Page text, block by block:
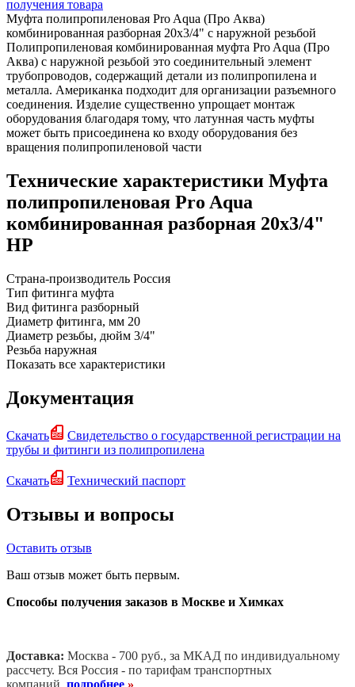
получения товара
Муфта полипропиленовая Pro Aqua (Про Аква)
комбинированная разборная 20х3/4" с наружной резьбой
Полипропиленовая комбинированная муфта Pro Aqua (Про
Аква) с наружной резьбой это соединительный элемент
трубопроводов, содержащий детали из полипропилена и
металла. Американка подходит для организации разъемного
соединения. Изделие существенно упрощает монтаж
оборудования благодаря тому, что латунная часть муфты
может быть присоединена ко входу оборудования без
вращения полипропиленовой части
Технические характеристики Муфта
полипропиленовая Pro Aqua
комбинированная разборная 20х3/4"
НР
Страна-производитель Россия
Тип фитинга муфта
Вид фитинга разборный
Диаметр фитинга, мм 20
Диаметр резьбы, дюйм 3/4"
Резьба наружная
Показать все характеристики
Документация
Скачать
Свидетельство о государственной регистрации на
трубы и фитинги из полипропилена
Скачать Технический паспорт
Отзывы и вопросы
Оставить отзыв
Ваш отзыв может быть первым.
Способы получения заказов в Москве и Химках
Доставка: Москва - 700 руб., за МКАД по индивидуальному
рассчету. Вся Россия - по тарифам транспортных
компаний подробнее »